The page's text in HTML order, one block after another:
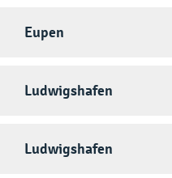
Eupen
Ludwigshafen
Ludwigshafen